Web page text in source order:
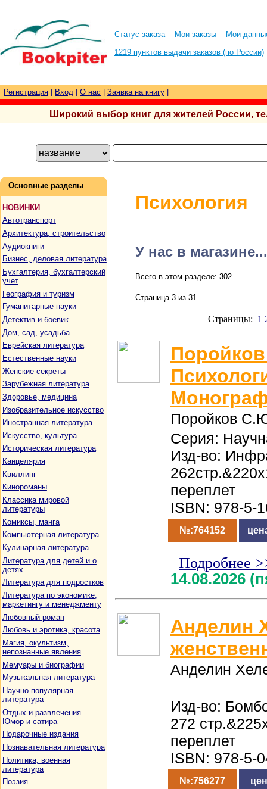
Статус заказа Мои заказы
Мои
1219 пунктов выдачи заказов (по России)
Регистрация Вход О нас Заявка на книгу
Широкий выбор книг для жителей России,
Основные разделы
НОВИНКИ
Автотранспорт
Архитектура, строительство
Аудиокниги
Бизнес, деловая литература
Бухгалтерия, бухгалтерский
учет
География и туризм
Гуманитарные науки
Детектив и боевик
Дом, сад, усадьба
Еврейская литература
Естественные науки
Женские секреты
Зарубежная литература
Здоровье, медицина
Изобразительное искусство
Иностранная литература
Искусство, культура
Историческая литература
Канцелярия
Квиллинг
Кинороманы
Классика мировой
литературы
Комиксы, манга
Компьютерная литература
Кулинарная литература
Литература для детей и о
детях
Литература для подростков
Литература по экономике,
маркетингу и менеджменту
Любовный роман
Любовь и эротика, красота
Магия, окультизм,
непознанные явления
Мемуары и биографии
Музыкальная литература
Научно-популярная
литература
Отдых и развлечения.
Юмор и сатира
Подарочные издания
Познавательная литература
Политика, военная
литература
Поэзия
Психология
У нас в магазине...
Всего в этом разделе: 302
Страница 3 из 31
Страницы: 1
Поройков
Серия:
Изд-во:
переплет
ISBN: 978-5-
№:764152
Подробнее
14.08.2026
Анделин
Анделин
Изд-во:
272
переплет
ISBN: 978-5-
№:756277